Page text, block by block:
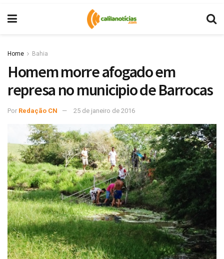
Home Bahia
Homem morre afogado em
represa no municipio de Barrocas
Por Redação CN 25 de janeiro de 2016